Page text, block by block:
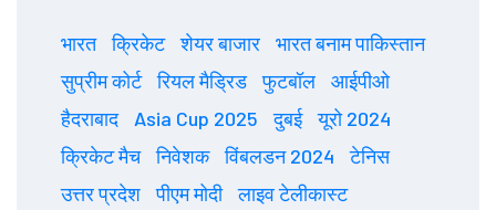
भारत क्रिकेट शेयर बाजार
भारत बनाम पाकिस्तान
सुप्रीम कोर्ट
रियल मैड्रिड फुटबॉल
आईपीओ
हैदराबाद
Asia Cup 2025 दुबई
यूरो 2024
क्रिकेट मैच
निवेशक विंबलडन 2024
टेनिस
उत्तर प्रदेश
पीएम मोदी
लाइव टेलीकास्ट